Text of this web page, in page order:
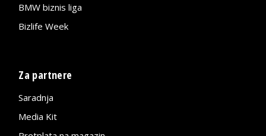
BMW biznis liga
Bizlife Week
Za partnere
Saradnja
Media Kit